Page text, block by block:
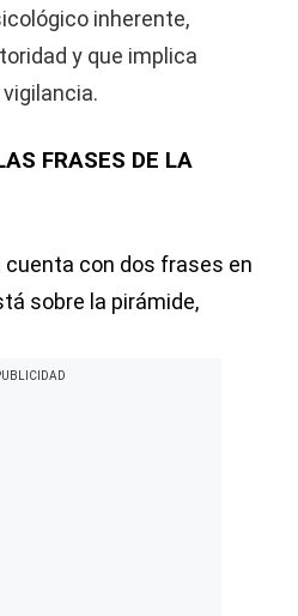
inherente,
y que implica
FRASES DE LA
con dos frases en
sobre la pirámide,